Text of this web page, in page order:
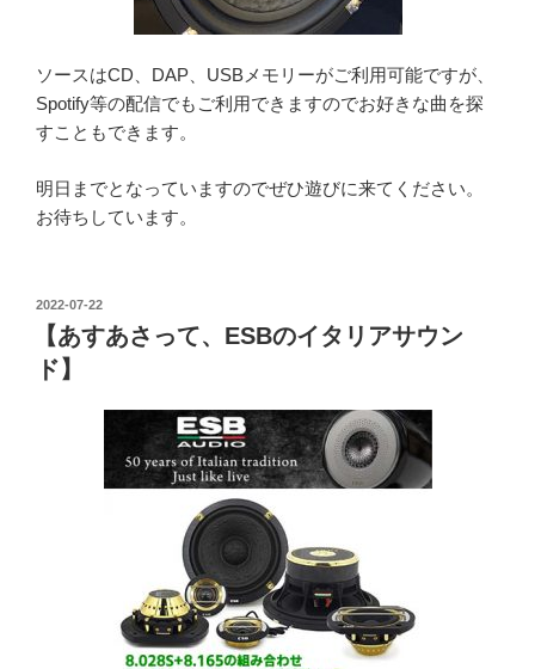
ソースはCD、DAP、USBメモリーがご利用可能ですが、
Spotify等の配信でもご利用できますのでお好きな曲を探
すこともできます。
明日までとなっていますのでぜひ遊びに来てください。
お待ちしています。
投
稿
日:
2022-07-22
【あすあさって、ESBのイタリアサウン
ド】